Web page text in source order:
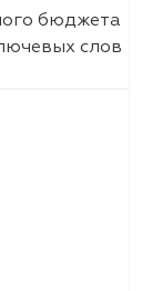
бюджета
слов